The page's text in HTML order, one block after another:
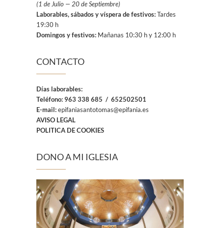
(1 de Julio — 20 de Septiembre)
Laborables, sábados y víspera de festivos:Tardes
19:30 h
Domingos y festivos: Mañanas 10:30 h y 12:00 h
CONTACTO
Días laborables:
Teléfono: 963 338 685 / 652502501
E-mail:epifaniasantotomas@epifania.es
AVISO LEGAL
POLITICA DE COOKIES
DONO A MI IGLESIA